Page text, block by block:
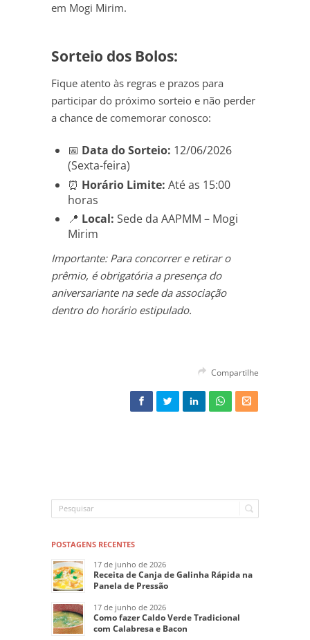
em Mogi Mirim.
Sorteio dos Bolos:
Fique atento às regras e prazos para
participar do próximo sorteio e não perder
a chance de comemorar conosco:
📅 Data do Sorteio: 12/06/2026
(Sexta-feira)
⏰ Horário Limite: Até as 15:00
horas
📍 Local: Sede da AAPMM – Mogi
Mirim
Importante: Para concorrer e retirar o
prêmio, é obrigatória a presença do
aniversariante na sede da associação
dentro do horário estipulado.
Compartilhe
POSTAGENS RECENTES
17 de junho de 2026
Receita de Canja de Galinha Rápida na
Panela de Pressão
17 de junho de 2026
Como fazer Caldo Verde Tradicional
com Calabresa e Bacon